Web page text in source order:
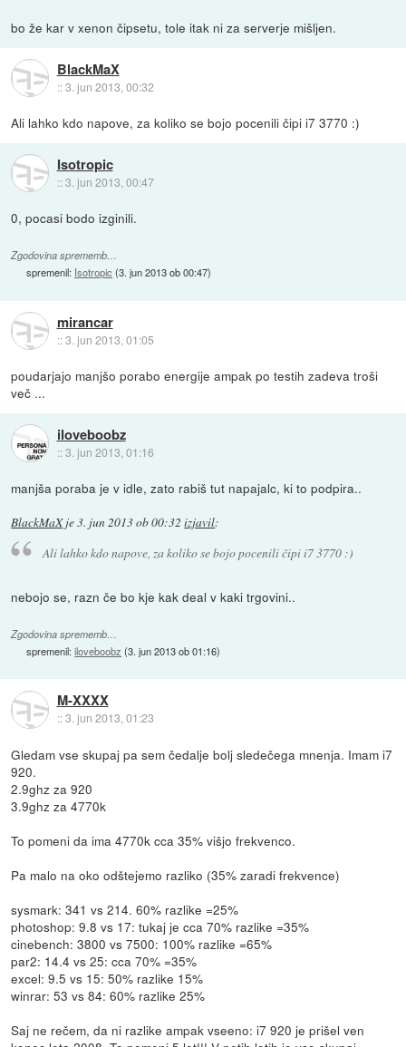
bo že kar v xenon čipsetu, tole itak ni za serverje mišljen.
BlackMaX
::3. jun 2013, 00:32
Ali lahko kdo napove, za koliko se bojo pocenili čipi i7 3770 :)
Isotropic
::3. jun 2013, 00:47
0, pocasi bodo izginili.
Zgodovina sprememb…
spremenil: Isotropic (3. jun 2013 ob 00:47)
mirancar
::3. jun 2013, 01:05
poudarjajo manjšo porabo energije ampak po testih zadeva troši
več ...
iloveboobz
::3. jun 2013, 01:16
manjša poraba je v idle, zato rabiš tut napajalc, ki to podpira..
BlackMaXje3. jun 2013 ob 00:32 izjavil:
Ali lahko kdo napove, za koliko se bojo pocenili čipi i7 3770 :)
nebojo se, razn če bo kje kak deal v kaki trgovini..
Zgodovina sprememb…
spremenil:iloveboobz (3. jun 2013 ob 01:16)
M-XXXX
::3. jun 2013, 01:23
Gledam vse skupaj pa sem čedalje bolj sledečega mnenja. Imam i7
920.
2.9ghz za 920
3.9ghz za 4770k
To pomeni da ima 4770k cca 35% višjo frekvenco.
Pa malo na oko odštejemo razliko (35% zaradi frekvence)
sysmark: 341 vs 214. 60% razlike =25%
photoshop: 9.8 vs 17: tukaj je cca 70% razlike =35%
cinebench: 3800 vs 7500: 100% razlike =65%
par2: 14.4 vs 25: cca 70% =35%
excel: 9.5 vs 15: 50% razlike 15%
winrar: 53 vs 84: 60% razlike 25%
Saj ne rečem, da ni razlike ampak vseeno: i7 920 je prišel ven